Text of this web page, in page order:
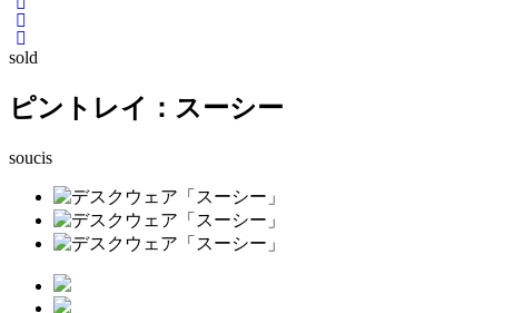
sold
ピントレイ：スーシー
soucis